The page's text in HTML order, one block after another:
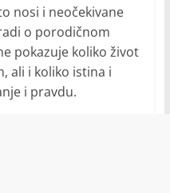
nosi i neočekivane
o porodičnom
pokazuje koliko život
ali i koliko istina i
i pravdu.